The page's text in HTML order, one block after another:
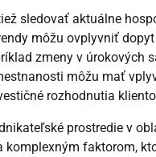
sledovať aktuálne
môžu ovplyvniť
zmeny v úrokových
môžu mať
rozhodnutia
prostredie v
komplexným faktorom,